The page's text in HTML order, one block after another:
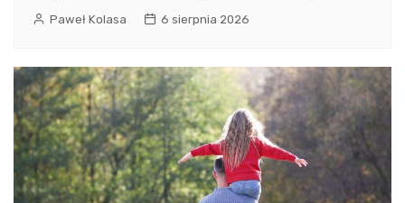
Paweł Kolasa 6 sierpnia 2026